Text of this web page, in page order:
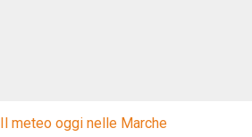
Il meteo oggi nelle Marche